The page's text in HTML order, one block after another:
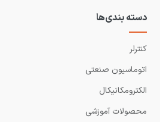
دسته بندی‌ها
کنترلر
اتوماسیون صنعتی
الکترومکانیکال
محصولات آموزشی